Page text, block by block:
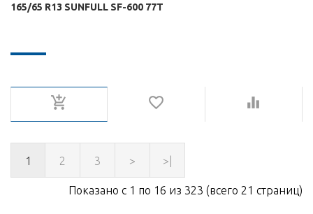
165/65 R13 SUNFULL SF-600 77T
1 2 3 > >|
Показано с 1 по 16 из 323 (всего 21 страниц)